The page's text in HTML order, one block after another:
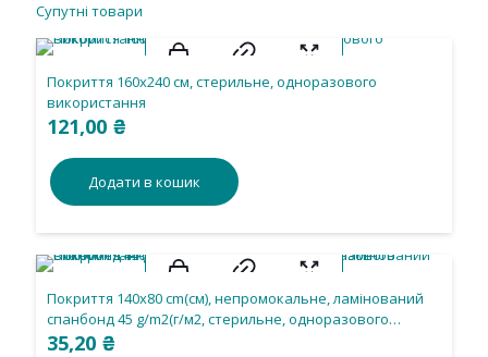
Супутні товари
Покриття 160х240 см, стерильне, одноразового
використання
121,00 ₴
Додати в кошик
Покриття 140х80 cm(см), непромокальне, ламінований
спанбонд 45 g/m2(г/м2, стерильне, одноразового
використання.
35,20 ₴